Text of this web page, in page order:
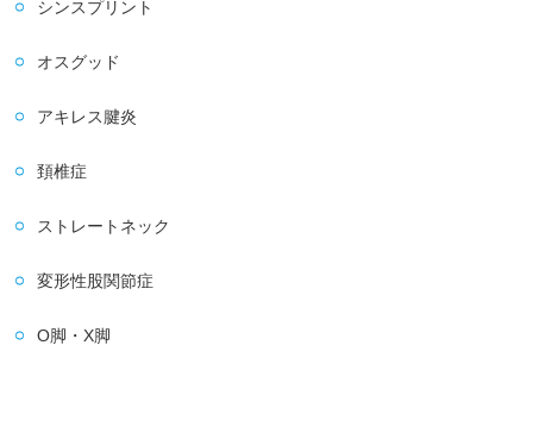
シンスプリント
オスグッド
アキレス腱炎
頚椎症
ストレートネック
変形性股関節症
O脚・X脚